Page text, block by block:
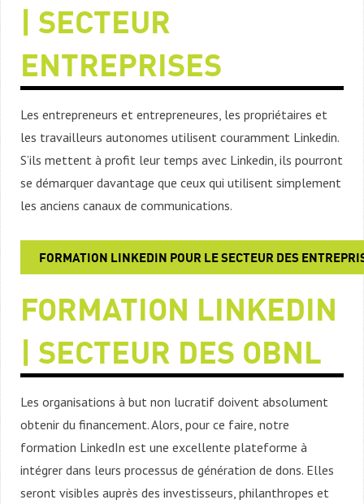
| SECTEUR
ENTREPRISES
Les entrepreneurs et entrepreneures, les propriétaires et
les travailleurs autonomes utilisent couramment Linkedin.
S’ils mettent à profit leur temps avec Linkedin, ils pourront
se démarquer davantage que ceux qui utilisent simplement
les anciens canaux de communications.
FORMATION LINKEDIN POUR LE SECTEUR DES
FORMATION LINKEDIN
| SECTEUR DES OBNL
Les organisations à but non lucratif doivent absolument
obtenir du financement. Alors, pour ce faire, notre
formation LinkedIn est une excellente plateforme à
intégrer dans leurs processus de génération de dons. Elles
seront visibles auprès des investisseurs, philanthropes et